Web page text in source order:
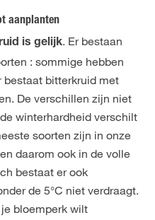
aanplanten
is gelijk. Er bestaan
: sommige hebben
bestaat bitterkruid met
De verschillen zijn niet
winterhardheid verschilt
soorten zijn in onze
daarom ook in de volle
bestaat er ook
de 5°C niet verdraagt.
bloemperk wilt